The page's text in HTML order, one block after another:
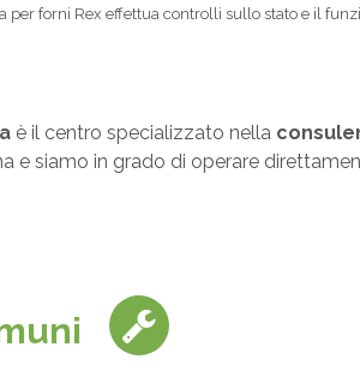
per forni Rex effettua controlli sullo stato e il
è il centro specializzato nella
e siamo in grado di operare